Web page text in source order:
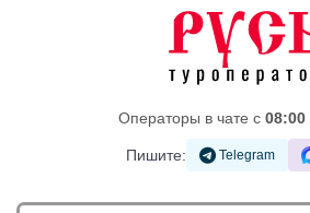
Операторы в чате c 08:00
Пишите: Telegram